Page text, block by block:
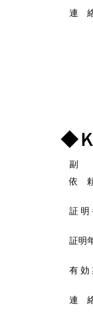
連
◆
副
依
証 明
証明
有 効
連